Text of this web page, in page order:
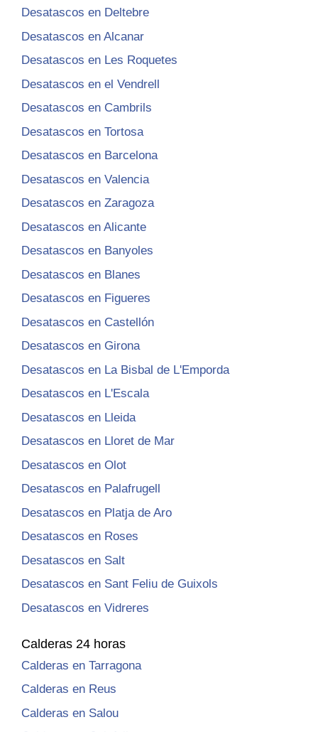
Desatascos en Deltebre
Desatascos en Alcanar
Desatascos en Les Roquetes
Desatascos en el Vendrell
Desatascos en Cambrils
Desatascos en Tortosa
Desatascos en Barcelona
Desatascos en Valencia
Desatascos en Zaragoza
Desatascos en Alicante
Desatascos en Banyoles
Desatascos en Blanes
Desatascos en Figueres
Desatascos en Castellón
Desatascos en Girona
Desatascos en La Bisbal de L'Emporda
Desatascos en L'Escala
Desatascos en Lleida
Desatascos en Lloret de Mar
Desatascos en Olot
Desatascos en Palafrugell
Desatascos en Platja de Aro
Desatascos en Roses
Desatascos en Salt
Desatascos en Sant Feliu de Guixols
Desatascos en Vidreres
Calderas 24 horas
Calderas en Tarragona
Calderas en Reus
Calderas en Salou